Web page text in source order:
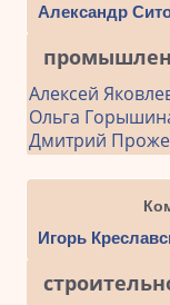
Александр
Алексей
Ольга
Дмитрий
Игорь